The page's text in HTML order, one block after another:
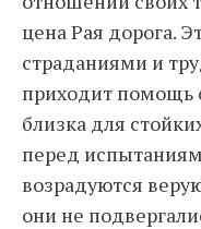
цена Рая дорога.
страданиями и
приходит помощь
близка для
перед
возрадуются
они не